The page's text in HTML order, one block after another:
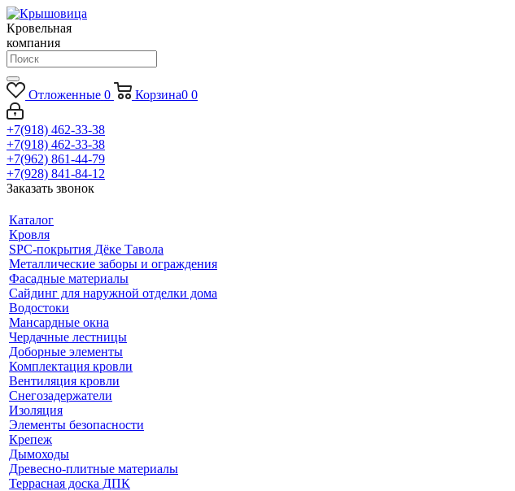
Кровельная
компания
Отложенные 0 Корзина0 0
+7(918) 462-33-38
+7(918) 462-33-38
+7(962) 861-44-79
+7(928) 841-84-12
Заказать звонок
Каталог
Кровля
SPC-покрытия Дёке Тавола
Металлические заборы и ограждения
Фасадные материалы
Сайдинг для наружной отделки дома
Водостоки
Мансардные окна
Чердачные лестницы
Доборные элементы
Комплектация кровли
Вентиляция кровли
Снегозадержатели
Изоляция
Элементы безопасности
Крепеж
Дымоходы
Древесно-плитные материалы
Террасная доска ДПК